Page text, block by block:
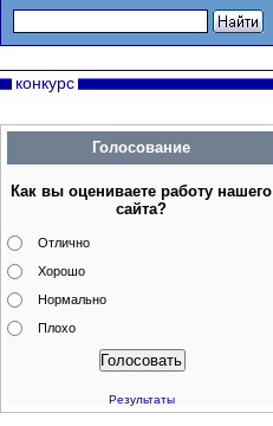
конкурс
Голосование
Как вы оцениваете работу нашего
сайта?
Отлично
Хорошо
Нормально
Плохо
Результаты